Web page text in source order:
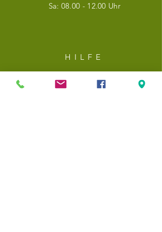
Sa: 08.00 - 12.00 Uhr
HILF E
Versand & Rückgabe